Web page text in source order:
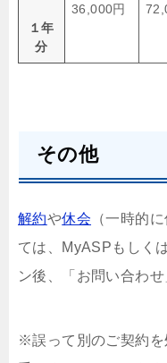
１年
分
36,000円
その他
解約や休会 （一時的
ては、MyASPもしく
ン後、「お問い合わ
※誤って別のご契約を